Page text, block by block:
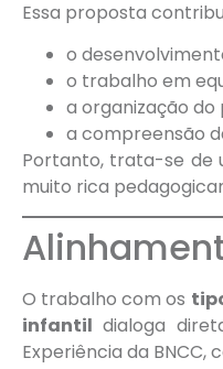
Essa proposta
o
o trabalho em
a organização
a compreensão
Portanto, trata-se de
muito rica
O trabalho com os
infantil dialoga
Experiência da BNCC,